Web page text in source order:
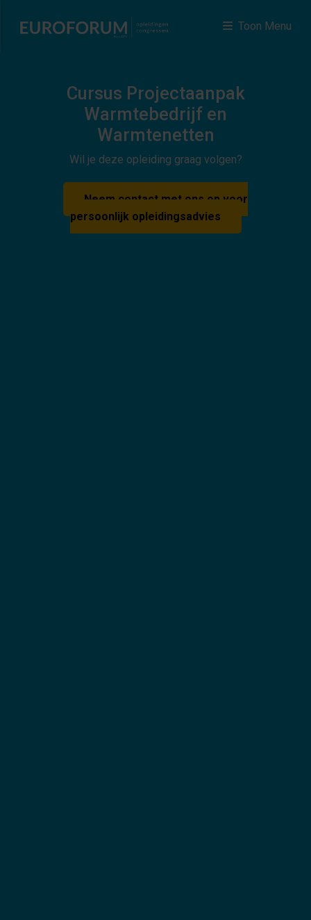
Toon Menu
Cursus Projectaanpak
Warmtebedrijf en
Warmtenetten
Wil je deze opleiding graag volgen?
Neem contact met ons op voor
persoonlijk opleidingsadvies